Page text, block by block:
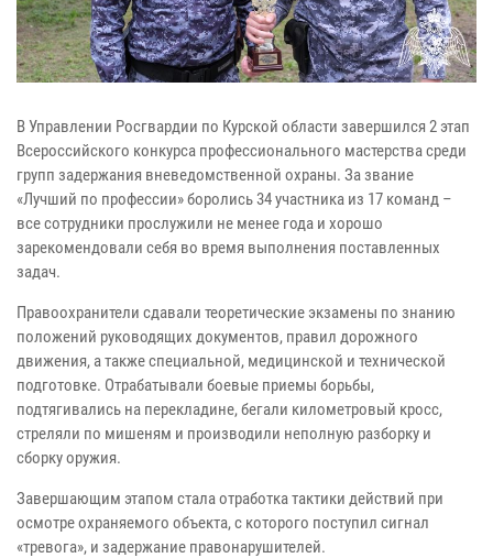
В Управлении Росгвардии по Курской области завершился 2 этап
Всероссийского конкурса профессионального мастерства среди
групп задержания вневедомственной охраны. За звание
«Лучший по профессии» боролись 34 участника из 17 команд –
все сотрудники прослужили не менее года и хорошо
зарекомендовали себя во время выполнения поставленных
задач.
Правоохранители сдавали теоретические экзамены по знанию
положений руководящих документов, правил дорожного
движения, а также специальной, медицинской и технической
подготовке. Отрабатывали боевые приемы борьбы,
подтягивались на перекладине, бегали километровый кросс,
стреляли по мишеням и производили неполную разборку и
сборку оружия.
Завершающим этапом стала отработка тактики действий при
осмотре охраняемого объекта, с которого поступил сигнал
«тревога», и задержание правонарушителей.